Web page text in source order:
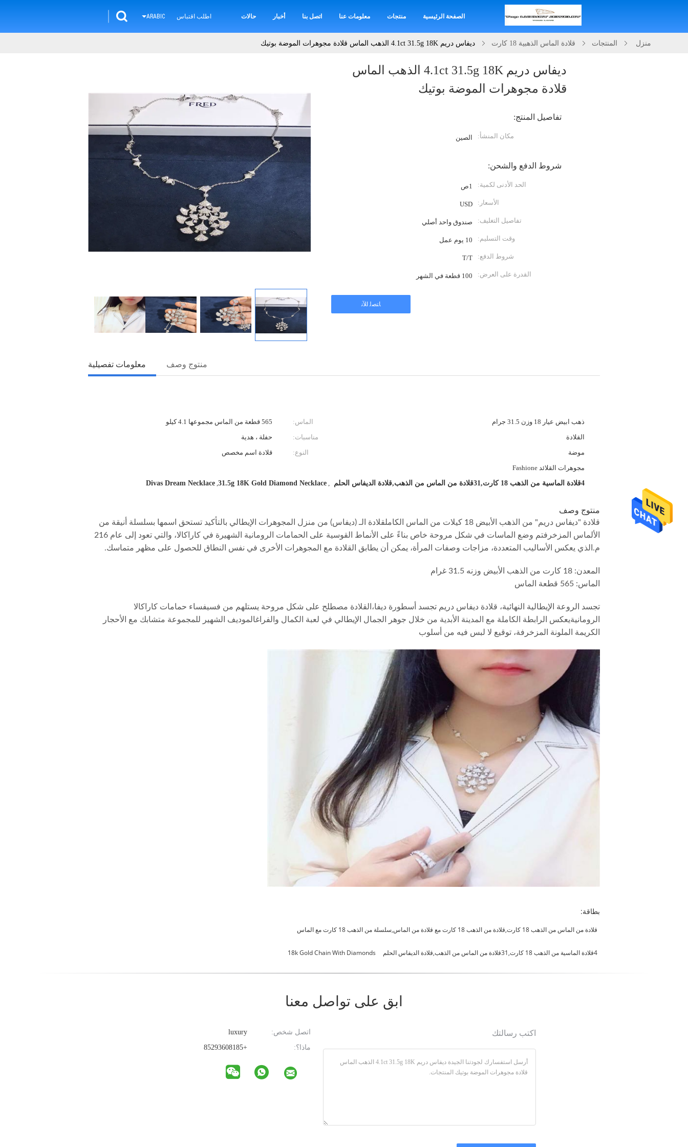
الصفحة الرئيسية منتجات معلومات عنا اتصل بنا أخبار حالات اطلب اقتباس ARABIC
منزل المنتجات قلادة الماس الذهبية 18 كارت ديفاس دريم 4.1ct 31.5g 18K الذهب الماس قلادة مجوهرات الموضة بوتيك
ديفاس دريم 4.1ct 31.5g 18K الذهب الماس
قلادة مجوهرات الموضة بوتيك
تفاصيل المنتج:
مكان المنشأ: الصين
شروط الدفع والشحن:
الحد الأدنى لكمية: 1ص
الأسعار: USD
تفاصيل التغليف: صندوق واحد أصلي
وقت التسليم: 10 يوم عمل
شروط الدفع: T/T
القدرة على العرض: 100 قطعة في الشهر
ﺎﺘﺼﻟ ﺍﻶﻧ
معلومات تفصيلية منتوج وصف
ذهب ابيض عيار 18 وزن 31.5 جرام الماس:
565 قطعة من الماس مجموعها 4.1 كيلو
القلادة مناسبات:
حفلة ، هدية
موضة النوع:
قلادة اسم مخصص
مجوهرات القلائد Fashione
4قلادة الماسية من الذهب 18 كارت,31قلادة من الماس من الذهب,قلادة الديفاس الحلم ,
31.5g 18K Gold Diamond Necklace
,
Divas Dream Necklace
منتوج وصف
قلادة "ديفاس دريم" من الذهب الأبيض 18 كيلات من الماس الكاملقلادة الـ (ديفاس) من منزل المجوهرات الإيطالي بالتأكيد تستحق اسمها بسلسلة أنيقة من
الألماس المزخرفتم وضع الماسات في شكل مروحة خاص بناءً على الأنماط القوسية على الحمامات الرومانية الشهيرة في كاراكالا، والتي تعود إلى عام 216
م.الذي يعكس الأساليب المتعددة، مزاجات وصفات المرأة، يمكن أن يطابق القلادة مع المجوهرات الأخرى في نفس النطاق للحصول على مظهر متماسك.
المعدن: 18 كارت من الذهب الأبيض وزنه 31.5 غرام
الماس: 565 قطعة الماس
تجسد الروعة الإيطالية النهائية، قلادة ديفاس دريم تجسد أسطورة ديفا،القلادة مصطلح على شكل مروحة يستلهم من فسيفساء حمامات كاراكالا
الرومانيةيعكس الرابطة الكاملة مع المدينة الأبدية من خلال جوهر الجمال الإيطالي في لعبة الكمال والفراغالموديف الشهير للمجموعة متشابك مع الأحجار
الكريمة الملونة المزخرفة، توقيع لا لبس فيه من أسلوب
بطاقة:
قلادة من الماس من الذهب 18 كارت,قلادة من الذهب 18 كارت مع قلادة من الماس,سلسلة من الذهب 18 كارت مع الماس
4قلادة الماسية من الذهب 18 كارت,31قلادة من الماس من الذهب,قلادة الديفاس الحلم 18k Gold Chain With Diamonds
ابق على تواصل معنا
اتصل شخص:
ماذا؟:
+85293608185
اكتب رسالتك